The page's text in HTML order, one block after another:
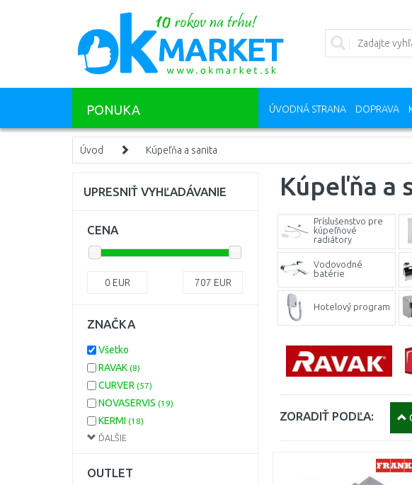
PONUKA ÚVODNÁ STRANA DOPRAVA
Úvod Kúpeľňa a sanita
Kúpeľňa a
Príslušenstvo pre
kúpeľňové
radiátory
Vodovodné
batérie
Hotelový program
ZORADIŤ PODĽA:
UPRESNIŤ VYHĽADÁVANIE
CENA
0 EUR 707 EUR
ZNAČKA
ĎALŠIE
Všetko
RAVAK (8)
CURVER (57)
NOVASERVIS (19)
KERMI (18)
Merabell
CLAGE
OUTLET